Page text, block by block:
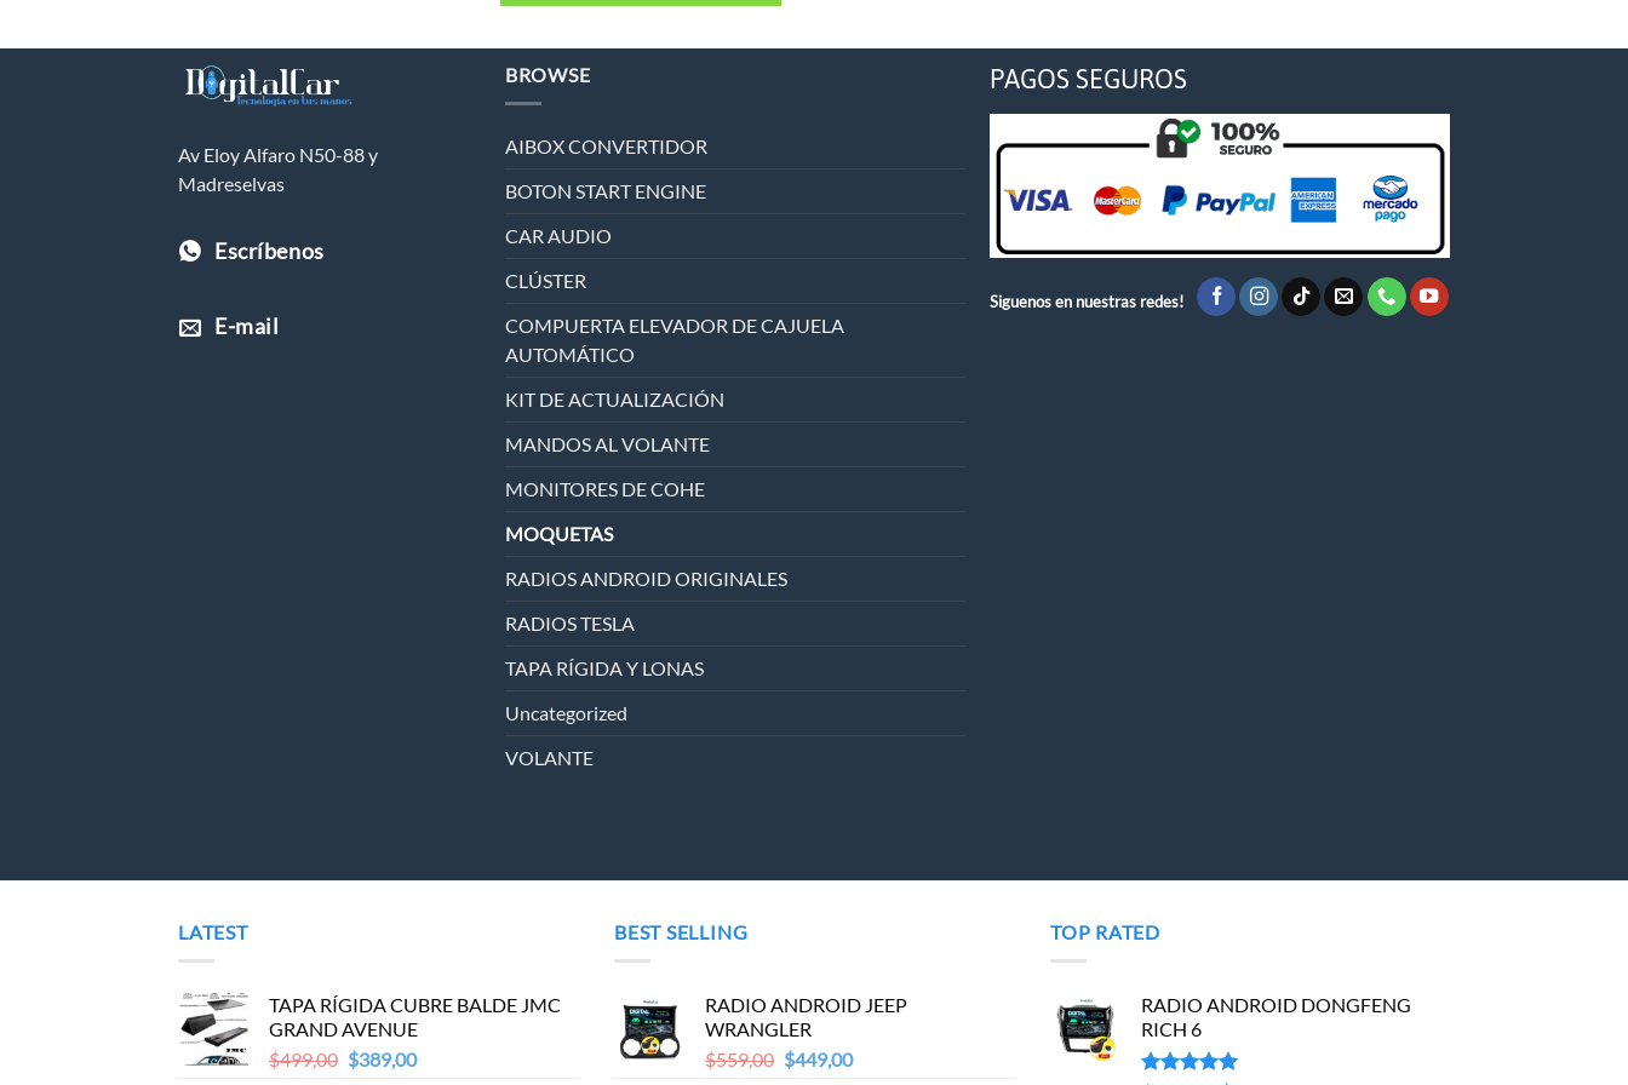
Av Eloy Alfaro N50-88 y
Madreselvas
Escríbenos
E-mail
BROWSE
AIBOX CONVERTIDOR
BOTON START ENGINE
CAR AUDIO
CLÚSTER
COMPUERTA ELEVADOR DE CAJUELA
AUTOMÁTICO
KIT DE ACTUALIZACIÓN
MANDOS AL VOLANTE
MONITORES DE COHE
MOQUETAS
RADIOS ANDROID ORIGINALES
RADIOS TESLA
TAPA RÍGIDA Y LONAS
Uncategorized
VOLANTE
PAGOS SEGUROS
Siguenos en nuestras redes!
LATEST
TAPA RÍGIDA CUBRE BALDE JMC
GRAND AVENUE
$499,00 Original
$389,00Current
BEST SELLING
RADIO ANDROID JEEP
WRANGLER
$559,00 Original
$449,00Current
TOP RATED
RADIO ANDROID DONGFENG
RICH 6